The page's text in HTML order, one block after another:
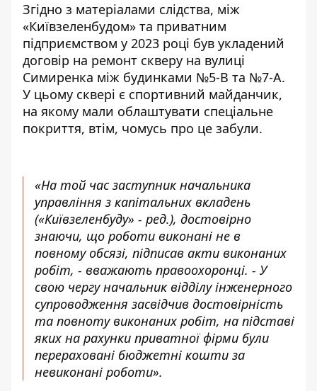
Згідно з матеріалами слідства, між
«Київзеленбудом» та приватним
підприємством у 2023 році був укладений
договір на ремонт скверу на вулиці
Симиренка між будинками №5-В та №7-А.
У цьому сквері є спортивний майданчик,
на якому мали облаштувати спеціальне
покриття, втім, чомусь про це забули.
«На той час заступник начальника
управління з капітальних вкладень
(«Київзеленбуду» - ред.), достовірно
знаючи, що роботи виконані не в
повному обсязі, підписав акти виконаних
робіт, - вважають правоохоронці. - У
свою чергу начальник відділу інженерного
супроводження засвідчив достовірність
та повноту виконаних робіт, на підставі
яких на рахунки приватної фірми були
перераховані бюджетні кошти за
невиконані роботи».